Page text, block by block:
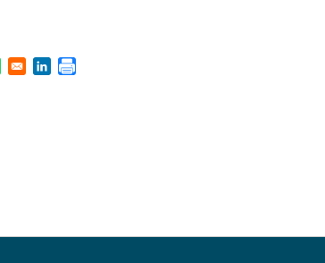
new window
in a new window
in a new window
Opens in a new window